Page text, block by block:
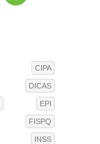
CIPA
DICAS
EPI
FISPQ
INSS